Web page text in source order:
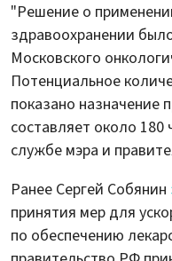
"Решение о
здравоохранении
Московского
Потенциальное
показано назначение
составляет около 180
службе мэра и
Ранее Сергей Собянин
принятия мер для
по обеспечению